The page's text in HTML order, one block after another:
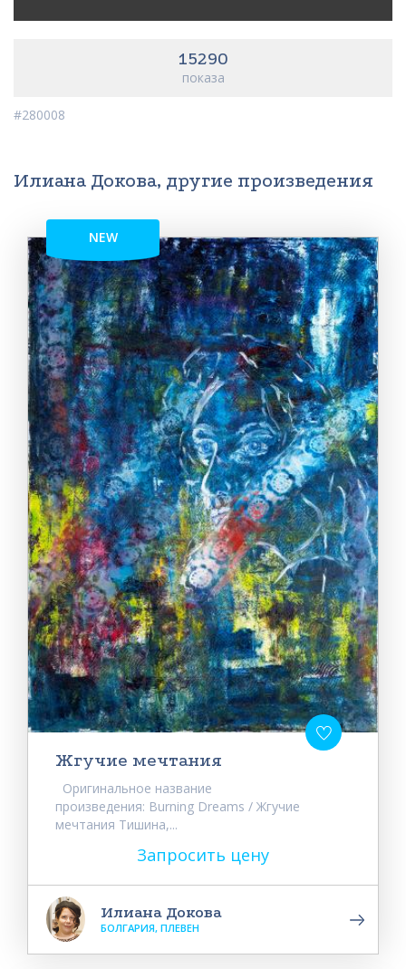
15290
показа
#280008
Илиана Докова, другие произведения
NEW
Жгучие мечтания
Оригинальное название
произведения: Burning Dreams / Жгучие
мечтания Тишина,...
Запросить цену
Илиана Докова
БОЛГАРИЯ, ПЛЕВЕН